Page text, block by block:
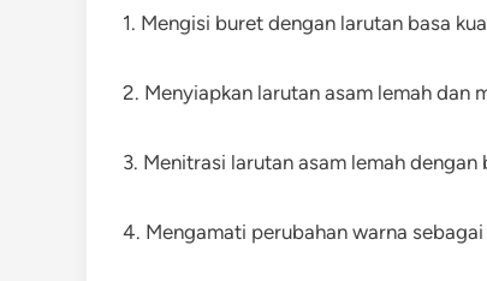
1. Mengisi buret dengan larutan basa
2. Menyiapkan larutan asam lemah dan
3. Menitrasi larutan asam lemah
4. Mengamati perubahan warna